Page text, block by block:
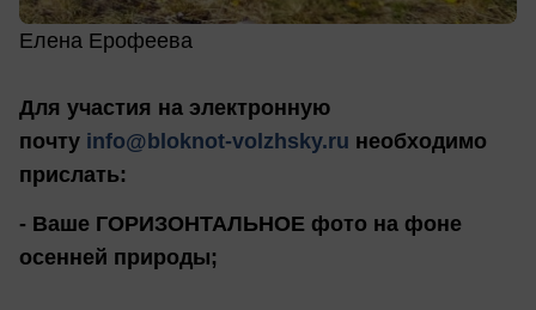
Елена Ерофеева
Для участия на электронную
почту info@bloknot-volzhsky.ru необходимо
прислать:
- Ваше ГОРИЗОНТАЛЬНОЕ фото на фоне
осенней природы;